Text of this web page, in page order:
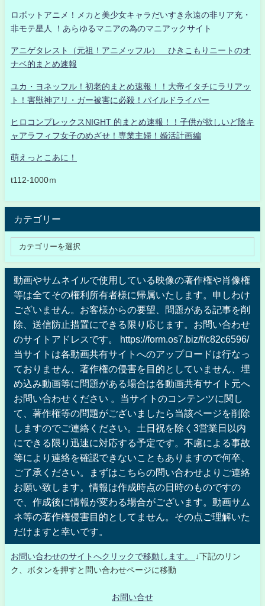
ロボットアニメ！メカと美少女キャラだいすき永遠の非リア充・
非モテ星人 ！あらゆるマニアの為のマニアックサイト
アニゲタレスト（元祖！アニメッフル） ひきこもりニートのオ
ナベ的まとめ速報
ユカ・ヨネッフル！初老的まとめ速報！！大帝イタチにラリアッ
ト！害獣神アリ・ガー被害に必殺！パイルドライバー
ヒロコンプレックスNIGHT 的まとめ速報！！子供が欲しいど陰キ
ャアラフィフ女子のめざせ！専業主婦！婚活計画編
萌えっとこあに！
t112-1000ｍ
カテゴリー
動画やサムネイルで使用している映像の著作権や肖像権
等は全てその権利所有者様に帰属いたします。申しわけ
ございません。お客様からの要望、問題がある記事を削
除、送信防止措置にできる限り応じます。お問い合わせ
のサイトアドレスです。 https://form.os7.biz/f/c82c6596/
当サイトは各動画共有サイトへのアップロードは行なっ
ておりません、著作権の侵害を目的としていません、埋
め込み動画等に問題がある場合は各動画共有サイト元へ
お問い合わせください 。当サイトのコンテンツに関し
て、著作権等の問題がございましたら当該ページを削除
しますのでご連絡ください。土日祝を除く3営業日以内
にできる限り迅速に対応する予定です。不慮による事故
等により連絡を確認できないこともありますので何卒、
ご了承ください。まずはこちらの問い合わせよりご連絡
お願い致します。情報は作成時点の日時のものですの
で、作成後に情報が変わる場合がございます。動画サム
ネ等の著作権侵害目的としてません。その点ご理解いた
だけますと幸いです。
お問い合わせのサイトへクリックで移動します。
↓下記のリン
ク、ボタンを押すと問い合わせページに移動
お問い合せ